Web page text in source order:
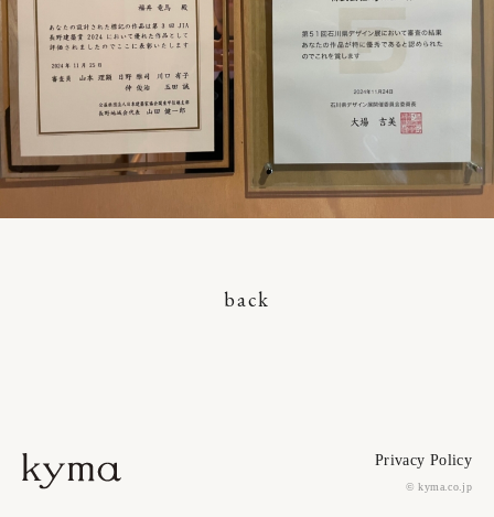
back
Privacy Policy
© kyma.co.jp